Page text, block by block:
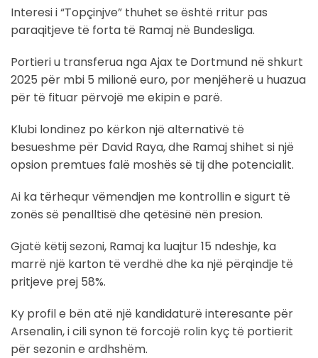
Interesi i “Topçinjve” thuhet se është rritur pas
paraqitjeve të forta të Ramaj në Bundesliga.
Portieri u transferua nga Ajax te Dortmund në shkurt
2025 për mbi 5 milionë euro, por menjëherë u huazua
për të fituar përvojë me ekipin e parë.
Klubi londinez po kërkon një alternativë të
besueshme për David Raya, dhe Ramaj shihet si një
opsion premtues falë moshës së tij dhe potencialit.
Ai ka tërhequr vëmendjen me kontrollin e sigurt të
zonës së penalltisë dhe qetësinë nën presion.
Gjatë këtij sezoni, Ramaj ka luajtur 15 ndeshje, ka
marrë një karton të verdhë dhe ka një përqindje të
pritjeve prej 58%.
Ky profil e bën atë një kandidaturë interesante për
Arsenalin, i cili synon të forcojë rolin kyç të portierit
për sezonin e ardhshëm.